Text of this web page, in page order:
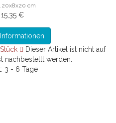
cm
€
Dieser Artikel ist nicht auf
nachbestellt werden.
3 - 6 Tage